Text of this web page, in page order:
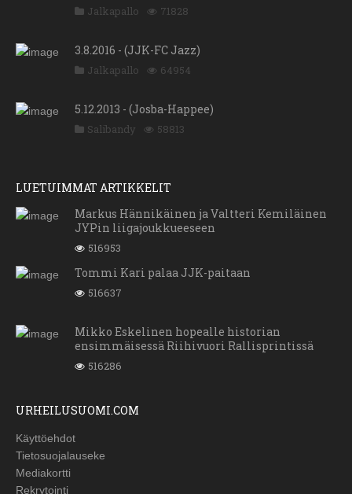
Jalkapallo 71828
3.8.2016 - (JJK-FC Jazz)
Jalkapallo 64954
5.12.2013 - (Josba-Happee)
Salibandy 58813
LUETUIMMAT ARTIKKELIT
Markus Hännikäinen ja Valtteri Kemiläinen
JYPin liigajoukkueeseen
516953
Tommi Kari palaa JJK-paitaan
516637
Mikko Eskelinen hopealle historian
ensimmäisessä Riihivuori Rallisprintissä
516286
URHEILUSUOMI.COM
Käyttöehdot
Tietosuojalauseke
Mediakortti
Rekrytointi